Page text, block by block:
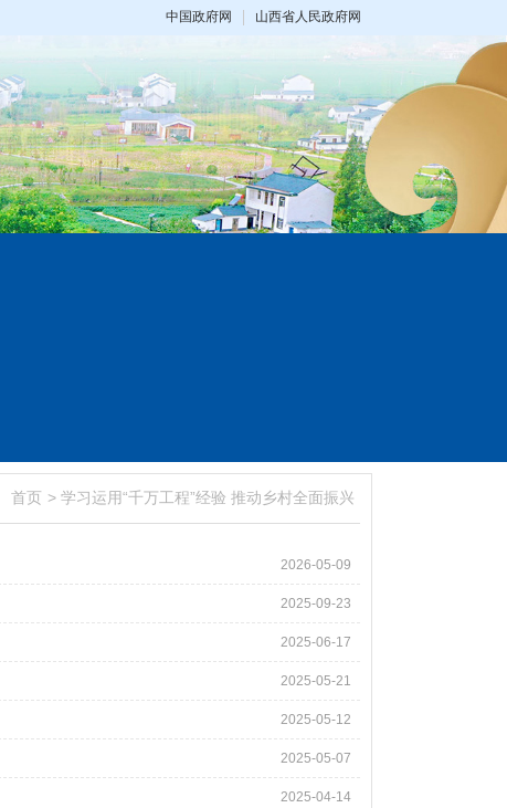
中国政府网 山西省人民政府网
首页 > 学习运用“千万工程”经验 推动乡村全面振兴
2026-05-09
2025-09-23
2025-06-17
2025-05-21
2025-05-12
2025-05-07
2025-04-14